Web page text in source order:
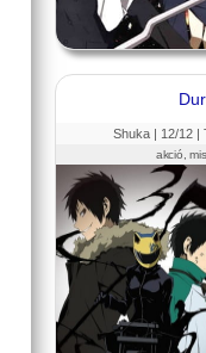
Shuka | 12/12 |
akció,